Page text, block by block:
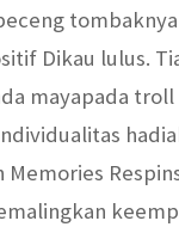
Dikau lulus.
mayapada
Memories